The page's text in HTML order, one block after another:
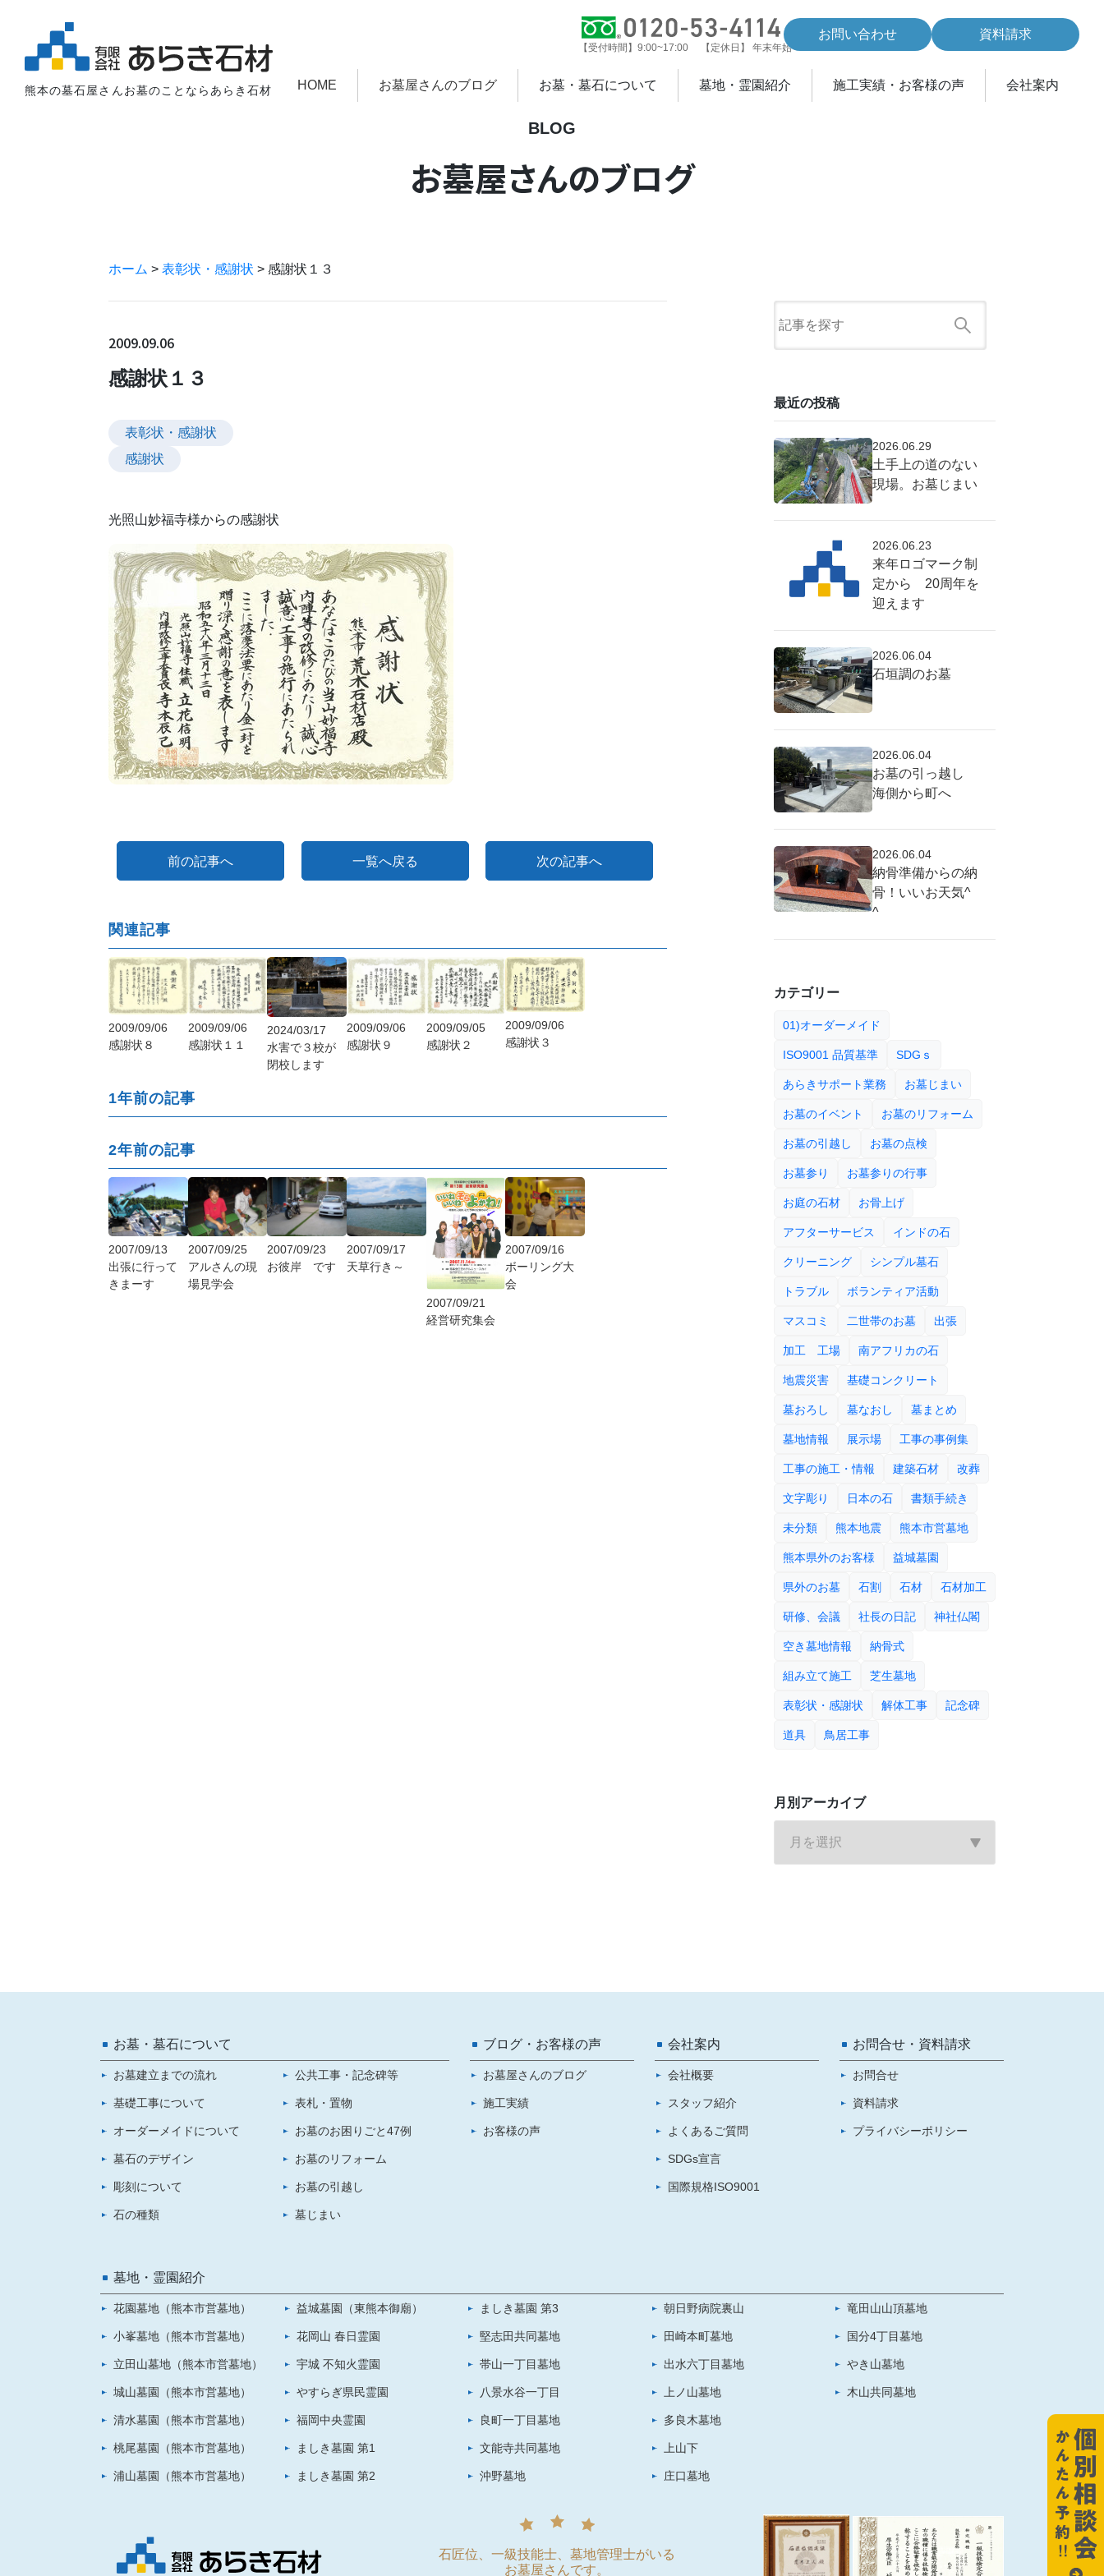
熊本の墓石屋さんお墓のことならあらき石材
【受付時間】9:00~17:00 【定休日】 年末年始
お問い合わせ 資料請求
HOME お墓屋さんのブログ お墓・墓石について 墓地・霊園紹介 施工実績・お客様の声 会社案内
BLOG
お墓屋さんのブログ
ホーム > 表彰状・感謝状 > 感謝状１３
2009.09.06
感謝状１３
表彰状・感謝状
感謝状
光照山妙福寺様からの感謝状
前の記事へ 一覧へ戻る 次の記事へ
関連記事
2009/09/06
感謝状８
2009/09/06
感謝状１１
2024/03/17
水害で３校が
閉校します
2009/09/06
感謝状９
2009/09/05
感謝状２
2009/09/06
感謝状３
1年前の記事
2年前の記事
2007/09/13
出張に行って
きまーす
2007/09/25
アルさんの現
場見学会
2007/09/23
お彼岸 です
2007/09/17
天草行き～
2007/09/21
経営研究集会
2007/09/16
ボーリング大
会
最近の投稿
2026.06.29
土手上の道のない
現場。お墓じまい
2026.06.23
来年ロゴマーク制
定から 20周年を
迎えます
2026.06.04
石垣調のお墓
2026.06.04
お墓の引っ越し
海側から町へ
2026.06.04
納骨準備からの納
骨！いいお天気^
^
カテゴリー
01)オーダーメイド
ISO9001 品質基準 SDGｓ
あらきサポート業務 お墓じまい
お墓のイベント お墓のリフォーム
お墓の引越し お墓の点検
お墓参り お墓参りの行事
お庭の石材 お骨上げ
アフターサービス インドの石
クリーニング シンプル墓石
トラブル ボランティア活動
マスコミ 二世帯のお墓 出張
加工 工場 南アフリカの石
地震災害 基礎コンクリート
墓おろし 墓なおし 墓まとめ
墓地情報 展示場 工事の事例集
工事の施工・情報 建築石材 改葬
文字彫り 日本の石 書類手続き
未分類 熊本地震 熊本市営墓地
熊本県外のお客様 益城墓園
県外のお墓 石割 石材 石材加工
研修、会議 社長の日記 神社仏閣
空き墓地情報 納骨式
組み立て施工 芝生墓地
表彰状・感謝状 解体工事 記念碑
道具 鳥居工事
月別アーカイブ
お墓・墓石について
お墓建立までの流れ
基礎工事について
オーダーメイドについて
墓石のデザイン
彫刻について
石の種類
公共工事・記念碑等
表札・置物
お墓のお困りごと47例
お墓のリフォーム
お墓の引越し
墓じまい
ブログ・お客様の声
お墓屋さんのブログ
施工実績
お客様の声
会社案内
会社概要
スタッフ紹介
よくあるご質問
SDGs宣言
国際規格ISO9001
お問合せ・資料請求
お問合せ
資料請求
プライバシーポリシー
墓地・霊園紹介
花園墓地（熊本市営墓地）
小峯墓地（熊本市営墓地）
立田山墓地（熊本市営墓地）
城山墓園（熊本市営墓地）
清水墓園（熊本市営墓地）
桃尾墓園（熊本市営墓地）
浦山墓園（熊本市営墓地）
益城墓園（東熊本御廟）
花岡山 春日霊園
宇城 不知火霊園
やすらぎ県民霊園
福岡中央霊園
ましき墓園 第1
ましき墓園 第2
ましき墓園 第3
堅志田共同墓地
帯山一丁目墓地
八景水谷一丁目
良町一丁目墓地
文能寺共同墓地
沖野墓地
朝日野病院裏山
田崎本町墓地
出水六丁目墓地
上ノ山墓地
多良木墓地
上山下
庄口墓地
竜田山山頂墓地
国分4丁目墓地
やき山墓地
木山共同墓地
石匠位、一級技能士、墓地管理士がいる
お墓屋さんです。